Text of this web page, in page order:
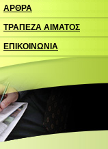
ΑΡΘΡΑ
ΤΡΑΠΕΖΑ ΑΙΜΑΤΟΣ
ΕΠΙΚΟΙΝΩΝΙΑ